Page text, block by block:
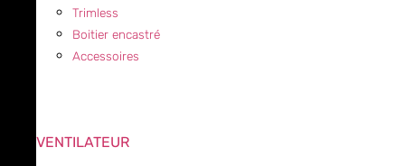
Trimless
Boitier encastré
Accessoires
VENTILATEUR